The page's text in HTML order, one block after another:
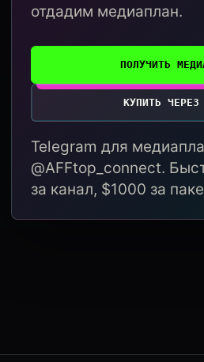
отдадим медиаплан.
ПОЛУЧИТЬ
КУПИТЬ ЧЕРЕЗ
Telegram для
@AFFtop_connect.
за канал, $1000 за